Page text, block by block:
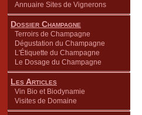
Annuaire Sites de Vignerons
Dossier Champagne
Terroirs de Champagne
Dégustation du Champagne
L'Étiquette du Champagne
Le Dosage du Champagne
Les Articles
Vin Bio et Biodynamie
Visites de Domaine